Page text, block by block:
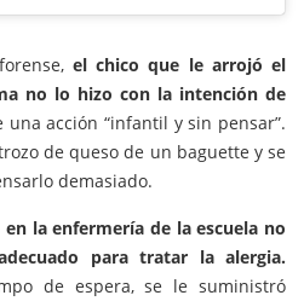
el chico que le arrojó el
no lo hizo con la intención de
una acción “infantil y sin pensar”.
de queso de un baguette y se
demasiado.
en la enfermería de la escuela no
para tratar la alergia.
de espera, se le suministró